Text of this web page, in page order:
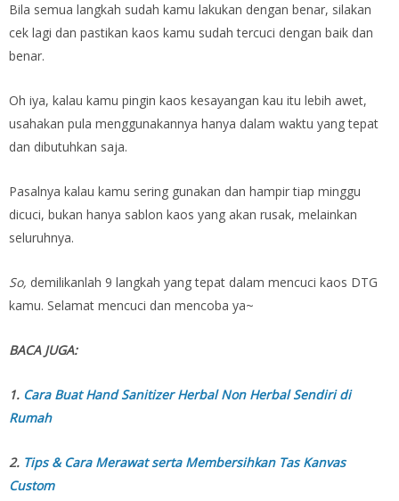
Bila semua langkah sudah kamu lakukan dengan benar, silakan
cek lagi dan pastikan kaos kamu sudah tercuci dengan baik dan
benar.
Oh iya, kalau kamu pingin kaos kesayangan kau itu lebih awet,
usahakan pula menggunakannya hanya dalam waktu yang tepat
dan dibutuhkan saja.
Pasalnya kalau kamu sering gunakan dan hampir tiap minggu
dicuci, bukan hanya sablon kaos yang akan rusak, melainkan
seluruhnya.
So, demilikanlah 9 langkah yang tepat dalam mencuci kaos DTG
kamu. Selamat mencuci dan mencoba ya~
BACA JUGA:
1. Cara Buat Hand Sanitizer Herbal Non Herbal Sendiri di
Rumah
2. Tips & Cara Merawat serta Membersihkan Tas Kanvas
Custom